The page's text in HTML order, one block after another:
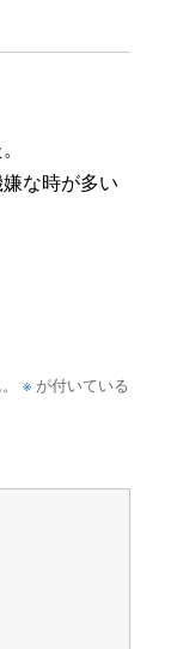
な時が多い
※ が付いている